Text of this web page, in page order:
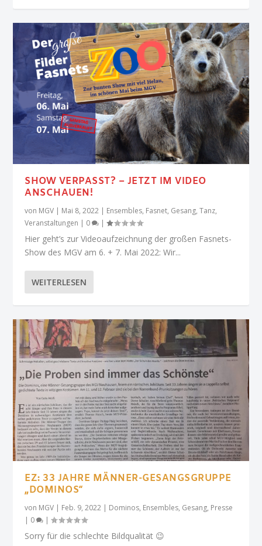
SHOW VERPASST? – JETZT IM VIDEO
ANSCHAUEN!
von MGV | Mai 8, 2022 | Ensembles, Fasnet, Gesang,Tanz,
Veranstaltungen | 0 |
Hier geht’s zur Videoaufzeichnung der großen Fasnets-
Show des MGV am 6. + 7. Mai 2022: Wir...
WEITERLESEN
EZ: 33 JAHRE MÄNNER-GESANGSGRUPPE
„DOMINOS“
von MGV | Feb. 9, 2022 | Dominos, Ensembles, Gesang, Presse
| 0 |
Sorry für die schlechte Bildqualität 😉